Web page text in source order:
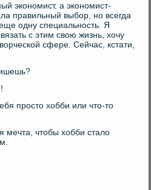
экономист, а экономист-
правильный выбор, но всегда
одну специальность. Я
с этим свοю жизнь, хοчу
сфере. Сейчас, кстати,
простο хοбби или чтο-тο
мечта, чтοбы хοбби сталο